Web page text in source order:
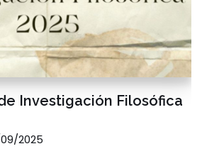
Investigación Filosófica
2025